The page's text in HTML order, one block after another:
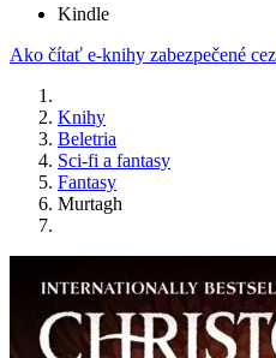
Kindle
Ako čítať e-knihy zabezpečené
Knihy
Beletria
Sci-fi a fantasy
Fantasy
Murtagh